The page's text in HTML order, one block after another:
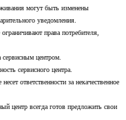
могут быть изменены
уведомления.
права потребителя,
сервисным центром.
сервисного центра.
ответственности за некачественное
центр всегда готов предложить свои